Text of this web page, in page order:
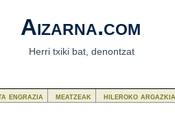
Aizarna.com
Herri txiki bat, denontzat
engrazia meatzeak hileroko